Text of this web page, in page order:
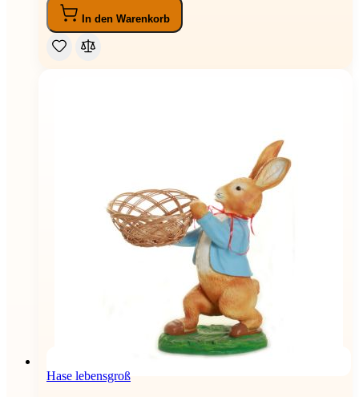
In den Warenkorb
Hase lebensgroß